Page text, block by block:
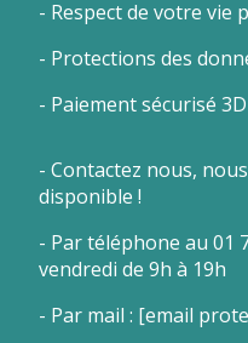
- Respect de votre vie
- Protections des
- Paiement sécurisé 3D
- Contactez nous,
disponible !
- Par téléphone au 01
vendredi de 9h à 19h
- Par mail : [email